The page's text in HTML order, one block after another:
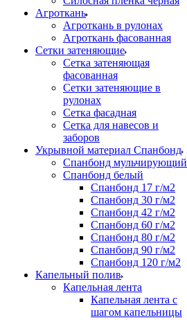
Агроткань
Агроткань в рулонах
Агроткань фасованная
Сетки затеняющие
Сетка затеняющая
фасованная
Сетки затеняющие в
рулонах
Сетка фасадная
Сетка для навесов и
заборов
Укрывной материал Спанбонд
Спанбонд мульчирующий
Спанбонд белый
Спанбонд 17 г/м2
Спанбонд 30 г/м2
Спанбонд 42 г/м2
Спанбонд 60 г/м2
Спанбонд 80 г/м2
Спанбонд 90 г/м2
Спанбонд 120 г/м2
Капельный полив
Капельная лента
Капельная лента с
шагом капельницы